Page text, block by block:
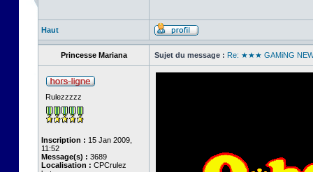
Haut
Princesse Mariana Sujet du message : Re: ★★★ GAMiNG
Rulezzzzz
Inscription : 15 Jan 2009,
11:52
Message(s) : 3689
Localisation : CPCrulez